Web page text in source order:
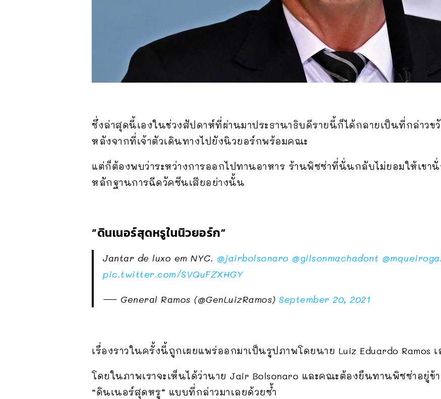
ซึ่งล่าสุดนี้เองในช่วงสัปดาห์ที่ผ่านมาประธานาธิบดีรายนี้ก็ได้กลายเป็นที่กล่า
หลังจากที่เจ้าตัวเดินทางไปยังนิวยอร์กพร้อมคณะ
แต่ก็ต้องพบว่าระหว่างการออกไปทานอาหาร ร้านพิซซ่าที่นั่นกลับไม่ยอมให้เขา
หลักฐานการฉีดวัคซีนเสียอย่างนั้น
“ดินเนอร์สุดหรูในนิวยอร์ก”
Jantar de luxo em NYC. @jairbolsonaro @gilsonmachadont
pic.twitter.com/SVQuFZXHGY
— General Ramos (@GenLuizRamos) September 20, 2021
เรื่องราวในครั้งนี้ถูกเผยแพร่ออกมาเป็นรูปภาพโดยนาย Luiz Eduardo Ramos
โดยในภาพเราจะเห็นได้ว่านาย Jair Bolsonaro และคณะต้องยืนทานพิซซ่าอยู่
“ดินเนอร์สุดหรู” แบบที่กล่าวมาเลยด้วยซ้ำ